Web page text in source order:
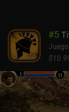
con un único iAP
El precio es más
no lo has jugado,
#5